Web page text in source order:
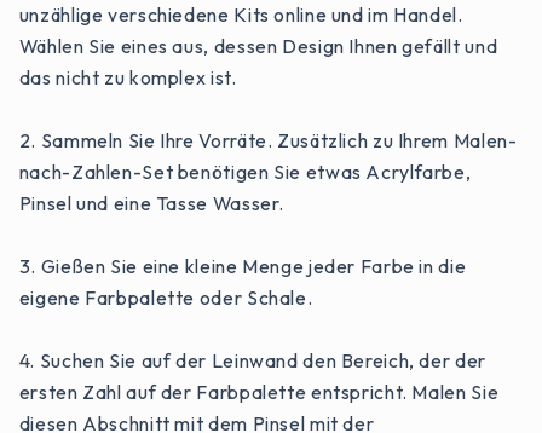
unzählige verschiedene Kits online und im Handel.
Wählen Sie eines aus, dessen Design Ihnen gefällt und
das nicht zu komplex ist.
2. Sammeln Sie Ihre Vorräte. Zusätzlich zu Ihrem Malen-
nach-Zahlen-Set benötigen Sie etwas Acrylfarbe,
Pinsel und eine Tasse Wasser.
3. Gießen Sie eine kleine Menge jeder Farbe in die
eigene Farbpalette oder Schale.
4. Suchen Sie auf der Leinwand den Bereich, der der
ersten Zahl auf der Farbpalette entspricht. Malen Sie
diesen Abschnitt mit dem Pinsel mit der